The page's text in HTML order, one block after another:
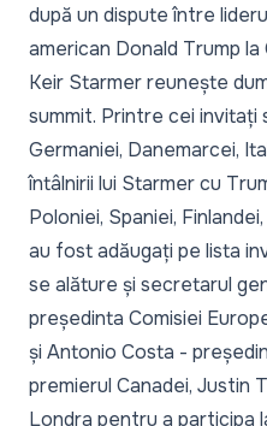
după un dispute între
american Donald Trump la
Keir Starmer reunește
summit. Printre cei invitați
Germaniei, Danemarcei,
întâlnirii lui Starmer cu
Poloniei, Spaniei,
au fost adăugați pe lista
se alăture și secretarul
președinta Comisiei
și Antonio Costa -
premierul Canadei, Justin
Londra pentru a participa